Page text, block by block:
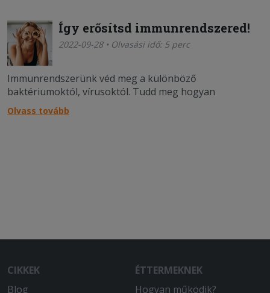
Így erősítsd immunrendszered!
2022-09-28 • Olvasási idő: 5 perc
Immunrendszerünk véd meg a különböző
baktériumoktól, vírusoktól. Tudd meg hogyan
erősítheted, hogy elkerült a téli betegségeket!
Olvass tovább
CIKKEK
Blog
ÉTTERMEKNEK
Hogyan működik?